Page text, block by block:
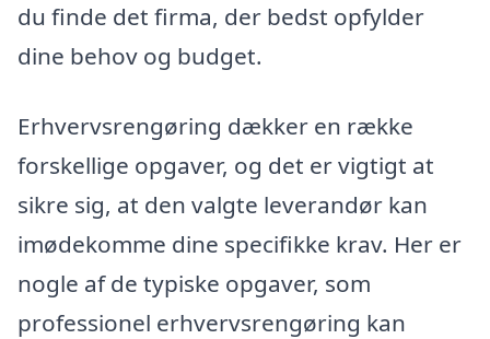
du finde det firma, der bedst opfylder
dine behov og budget.
Erhvervsrengøring dækker en række
forskellige opgaver, og det er vigtigt at
sikre sig, at den valgte leverandør kan
imødekomme dine specifikke krav. Her er
nogle af de typiske opgaver, som
professionel erhvervsrengøring kan